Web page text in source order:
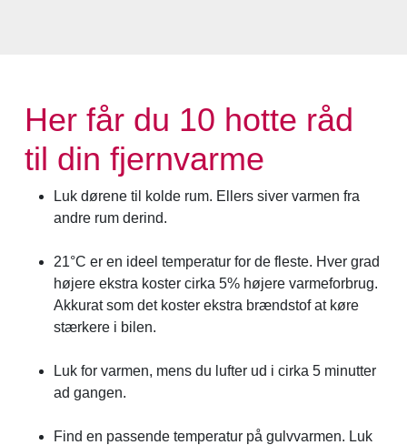
Her får du 10 hotte råd
til din fjernvarme
Luk dørene til kolde rum. Ellers siver varmen fra
andre rum derind.
21°C er en ideel temperatur for de fleste. Hver grad
højere ekstra koster cirka 5% højere varmeforbrug.
Akkurat som det koster ekstra brændstof at køre
stærkere i bilen.
Luk for varmen, mens du lufter ud i cirka 5 minutter
ad gangen.
Find en passende temperatur på gulvvarmen. Luk